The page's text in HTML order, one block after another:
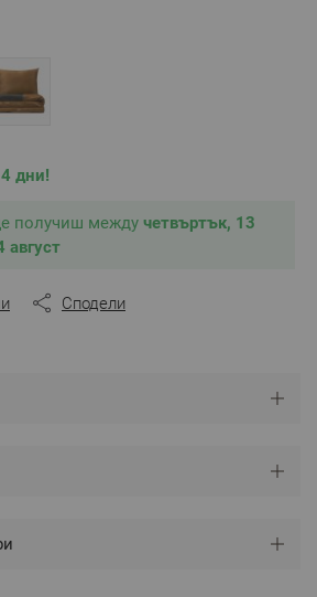
и калъфките се затварят с
само на препоръчителната
на етикета на изделието, за
Тъмно сиво
см – 1 брой
и цветовете.
дни!
получиш между четвъртък, 13
август
Сподели